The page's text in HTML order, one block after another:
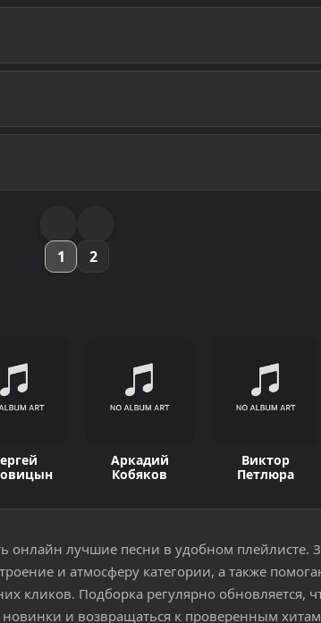
1 2
Аркадий
Кобяков
Виктор
Петлюра
онлайн лучшие песни в удобном плейлисте.
и атмосферу категории, а также
кликов. Подборка регулярно обновляется,
и возвращаться к проверенным